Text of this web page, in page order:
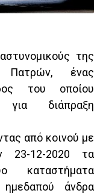
της
Πατρών, ένας
του οποίου
για διάπραξη
από κοινού με
23-12-2020 τα
καταστήματα
ημεδαπού άνδρα